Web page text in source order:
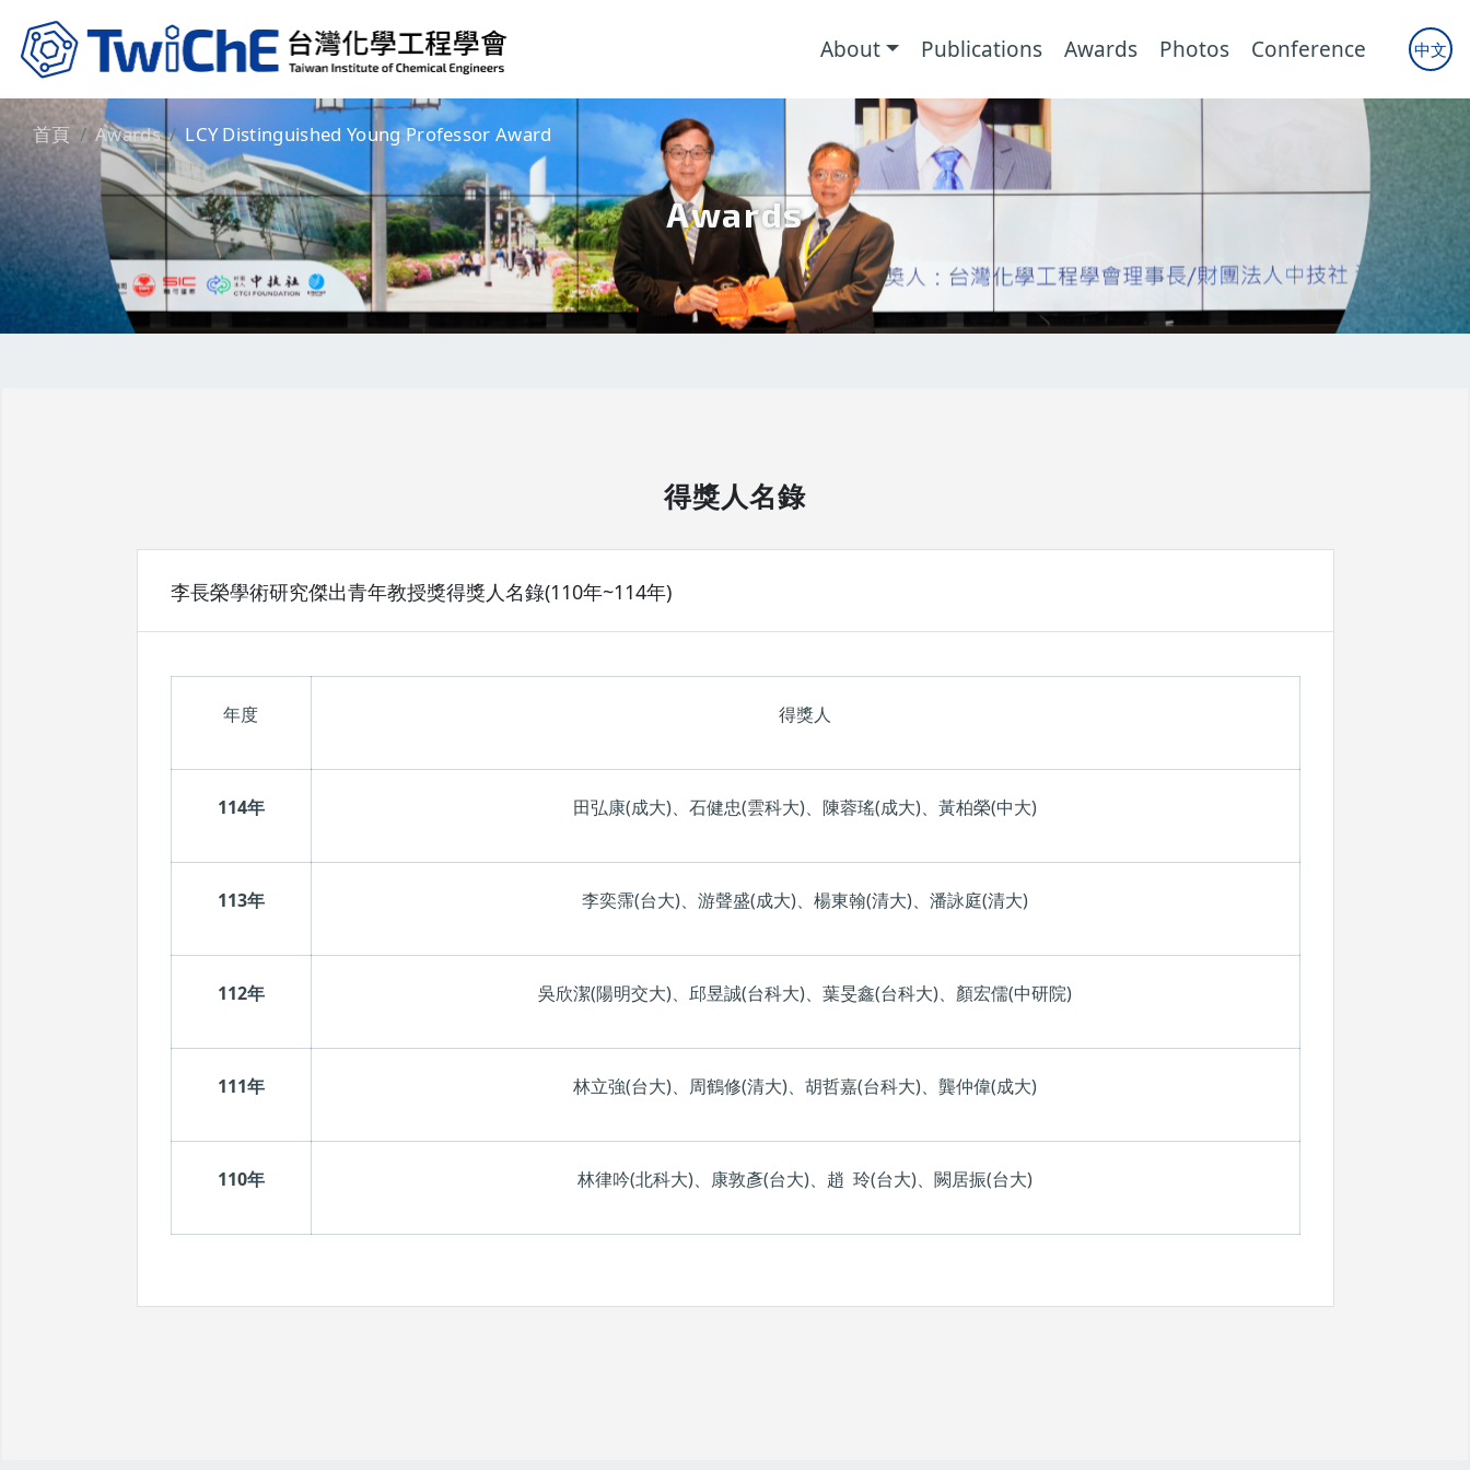
主導覽
About Publications Awards Photos Conference 中文
首頁 Awards LCY Distinguished Young Professor Award
Awards
得獎人名錄
李長榮學術研究傑出青年教授獎得獎人名錄(110年~114年)
年度 得獎人
114年 田弘康(成大)、石健忠(雲科大)、陳蓉瑤(成大)、黃柏榮(中大)
113年 李奕霈(台大)、游聲盛(成大)、楊東翰(清大)、潘詠庭(清大)
112年 吳欣潔(陽明交大)、邱昱誠(台科大)、葉旻鑫(台科大)、顏宏儒(中研院)
111年 林立強(台大)、周鶴修(清大)、胡哲嘉(台科大)、龔仲偉(成大)
110年 林律吟(北科大)、康敦彥(台大)、趙 玲(台大)、闕居振(台大)